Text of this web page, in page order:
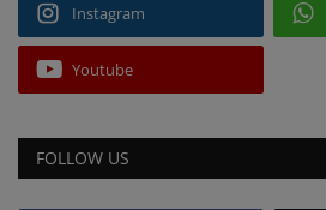
Instagram
Youtube
FOLLOW US